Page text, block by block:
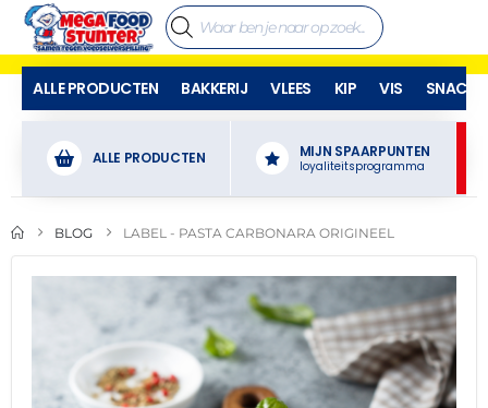
ALLE PRODUCTEN BAKKERIJ VLEES KIP VIS SNACKS
ALLE PRODUCTEN MIJN SPAARPUNTEN
loyaliteitsprogramma
BLOG LABEL - PASTA CARBONARA ORIGINEEL